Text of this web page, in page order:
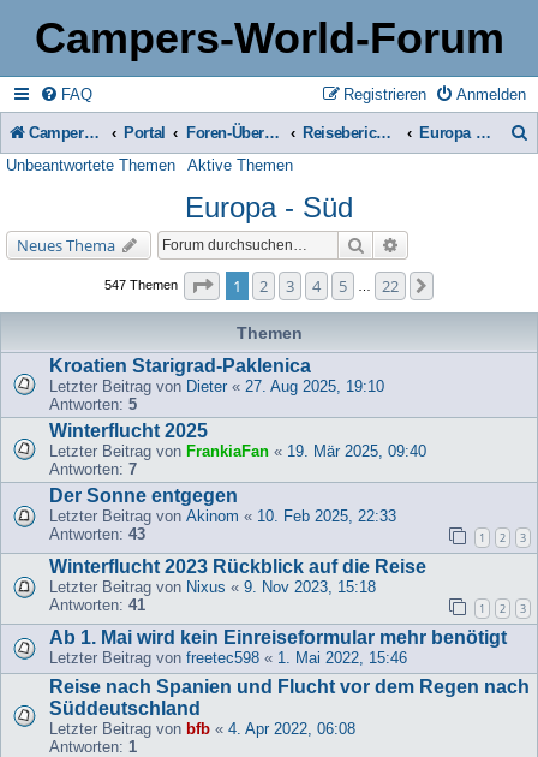
Campers-World-Forum
FAQ Anmelden
Registrieren
Campers-World-Forum Portal Foren-Übersicht Reiseberichte & Reisetipps, Stell- & Campingplätze Europa - Süd
Unbeantwortete Themen Aktive Themen
Europa - Süd
Neues Thema Suche
547 Themen Seite von
1 2 3 4 5 22
Themen
Kroatien Starigrad-Paklenica
Letzter Beitrag von Dieter « 27. Aug 2025, 19:10
Antworten: 5
Winterflucht 2025
Letzter Beitrag von FrankiaFan « 19. Mär 2025, 09:40
Antworten: 7
Der Sonne entgegen
Letzter Beitrag von Akinom « 10. Feb 2025, 22:33
Antworten: 43 1 2 3
Winterflucht 2023 Rückblick auf die Reise
Letzter Beitrag von Nixus « 9. Nov 2023, 15:18
Antworten: 41 1 2 3
Ab 1. Mai wird kein Einreiseformular mehr benötigt
Letzter Beitrag von freetec598 « 1. Mai 2022, 15:46
Reise nach Spanien und Flucht vor dem Regen nach
Süddeutschland
Letzter Beitrag von bfb « 4. Apr 2022, 06:08
Antworten: 1